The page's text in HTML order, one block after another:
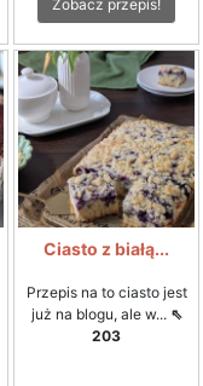
Zobacz przepis!
Ciasto z białą...
Przepis na to ciasto jest
już na blogu, ale w... ⇖
203